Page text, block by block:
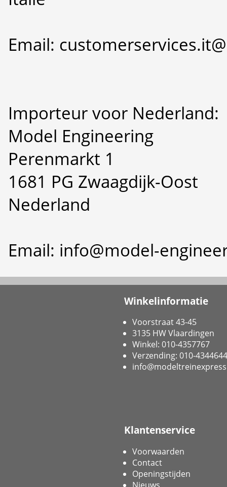
Email:
Importeur voor Nederland:
Model Engineering
Perenmarkt 1
1681 PG Zwaagdijk-Oost
Nederland
Email: info@model-
Winkelinformatie
Voorstraat 43-45
3135 HW Vlaardingen
Winkel: 010-4357767
Verzending: 010-4344644
Klantenservice
Voorwaarden
Contact
Openingstijden